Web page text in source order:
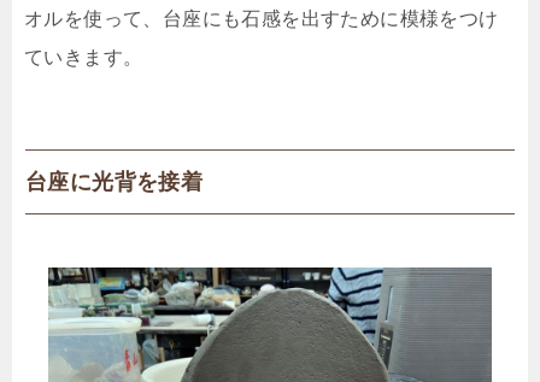
オルを使って、台座にも石感を出すために模様をつけ
ていきます。
台座に光背を接着